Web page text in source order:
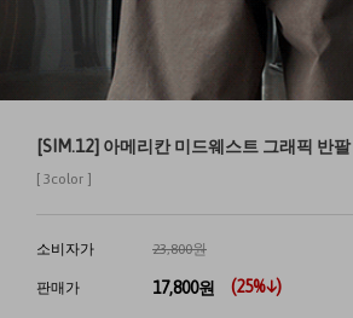
[SIM.12] 아메리칸 미드웨스트 그래픽 반
[ 3color ]
소비자가 23,800원
판매가 17,800원 (25%↓)